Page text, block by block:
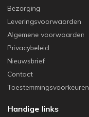
Bezorging
Leveringsvoorwaarden
Algemene voorwaarden
Privacybeleid
Nieuwsbrief
Contact
Toestemmingsvoorkeuren
Handige links